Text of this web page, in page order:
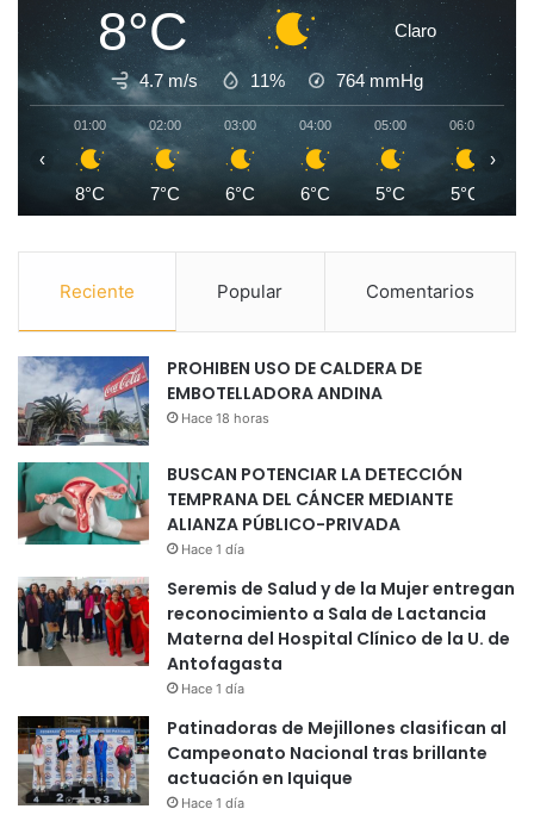
8°C Claro
4.7 m/s 11% 764 mmHg
01:00
8°C
02:00
7°C
03:00
6°C
04:00
6°C
05:00
5°C
06:00
5°C
‹ ›
Reciente Popular Comentarios
PROHIBEN USO DE CALDERA DE
EMBOTELLADORA ANDINA
Hace 18 horas
BUSCAN POTENCIAR LA DETECCIÓN
TEMPRANA DEL CÁNCER MEDIANTE
ALIANZA PÚBLICO-PRIVADA
Hace 1 día
Seremis de Salud y de la Mujer entregan
reconocimiento a Sala de Lactancia
Materna del Hospital Clínico de la U. de
Antofagasta
Hace 1 día
Patinadoras de Mejillones clasifican al
Campeonato Nacional tras brillante
actuación en Iquique
Hace 1 día